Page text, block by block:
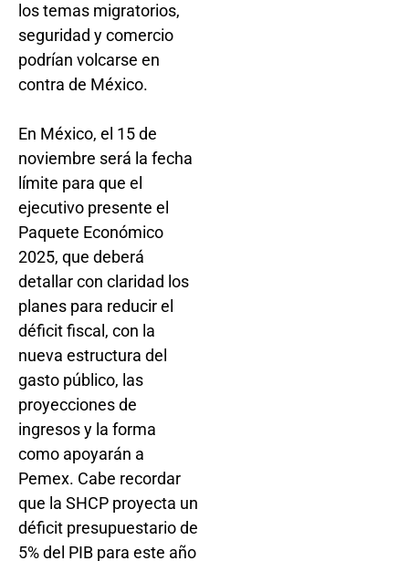
los temas migratorios,
seguridad y comercio
podrían volcarse en
contra de México.
En México, el 15 de
noviembre será la fecha
límite para que el
ejecutivo presente el
Paquete Económico
2025, que deberá
detallar con claridad los
planes para reducir el
déficit fiscal, con la
nueva estructura del
gasto público, las
proyecciones de
ingresos y la forma
como apoyarán a
Pemex. Cabe recordar
que la SHCP proyecta un
déficit presupuestario de
5% del PIB para este año